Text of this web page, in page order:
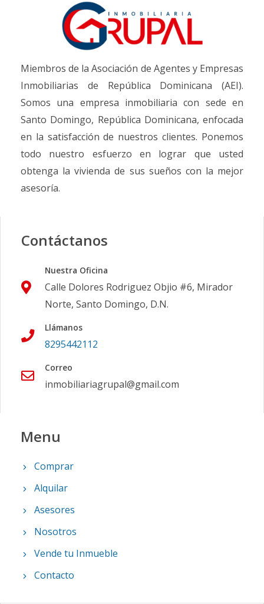
Miembros de la Asociación de Agentes y Empresas
Inmobiliarias de República Dominicana (AEI).
Somos una empresa inmobiliaria con sede en
Santo Domingo, República Dominicana, enfocada
en la satisfacción de nuestros clientes. Ponemos
todo nuestro esfuerzo en lograr que usted
obtenga la vivienda de sus sueños con la mejor
asesoría.
Contáctanos
Nuestra Oficina
Calle Dolores Rodriguez Objio #6, Mirador
Norte, Santo Domingo, D.N.
Llámanos
8295442112
Correo
inmobiliariagrupal@gmail.com
Menu
Comprar
Alquilar
Asesores
Nosotros
Vende tu Inmueble
Contacto